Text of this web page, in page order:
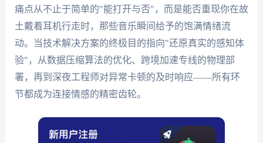
痛点从不止于简单的"能打开与否"，而是能否重现你在故
土戴着耳机行走时，那些音乐瞬间给予的饱满情绪流
动。当技术解决方案的终极目的指向"还原真实的感知体
验"，从数据压缩算法的优化、跨境加速专线的物理部
署，再到深夜工程师对异常卡顿的及时响应——所有环
节都成为连接情感的精密齿轮。